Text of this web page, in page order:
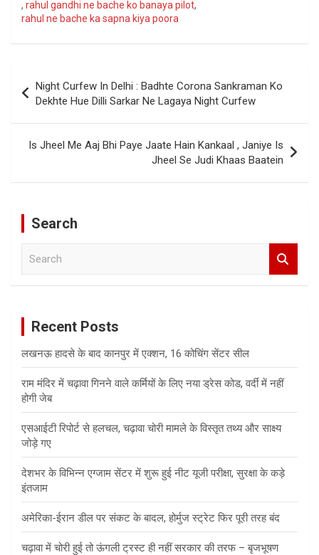
, rahul gandhi ne bache ko banaya pilot,
rahul ne bache ka sapna kiya poora
navigation
Night Curfew In Delhi : Badhte Corona Sankraman Ko
Dekhte Hue Dilli Sarkar Ne Lagaya Night Curfew
Is Jheel Me Aaj Bhi Paye Jaate Hain Kankaal , Janiye Is
Jheel Se Judi Khaas Baatein
Search
Recent Posts
लखनऊ हादसे के बाद कानपुर में एक्शन, 16 कोचिंग सेंटर सील
राम मंदिर में चढ़ावा गिनने वाले कर्मियों के लिए नया ड्रेस कोड, वर्दी में नहीं
होगी जेब
एसआईटी रिपोर्ट से हलचल, चढ़ावा चोरी मामले के विस्तृत तथ्य और साक्ष्य
जोड़े गए
देशभर के विभिन्न एग्जाम सेंटर में शुरू हुई नीट यूजी परीक्षा, सुरक्षा के कड़े
इंतजाम
अमेरिका-ईरान डील पर संकट के बादल, होर्मुज स्ट्रेट फिर पूरी तरह बंद
चढ़ावा में चोरी हुई तो ऊंगली ट्रस्ट ही नहीं सरकार की तरफ – बृजभूषण